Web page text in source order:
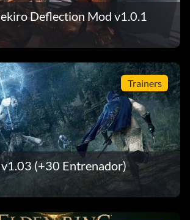
Deflection Mod v1.0.1
Trainers
(+30 Entrenador)